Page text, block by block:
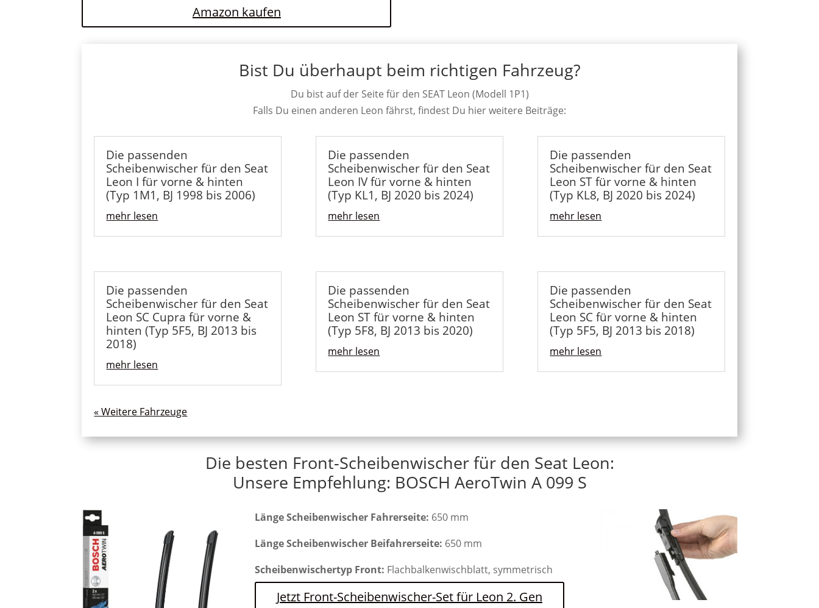
Amazon kaufen
Bist Du überhaupt beim richtigen Fahrzeug?
Du bist auf der Seite für den SEAT Leon (Modell 1P1)
Falls Du einen anderen Leon fährst, findest Du hier weitere Beiträge:
Die passenden
Scheibenwischer für den Seat
Leon I für vorne & hinten
(Typ 1M1, BJ 1998 bis 2006)
mehr lesen
Die passenden
Scheibenwischer für den Seat
Leon SC Cupra für vorne &
hinten (Typ 5F5, BJ 2013 bis
2018)
mehr lesen
Die passenden
Scheibenwischer für den Seat
Leon IV für vorne & hinten
(Typ KL1, BJ 2020 bis 2024)
mehr lesen
Die passenden
Scheibenwischer für den Seat
Leon ST für vorne & hinten
(Typ 5F8, BJ 2013 bis 2020)
mehr lesen
Die passenden
Scheibenwischer für den Seat
Leon ST für vorne & hinten
(Typ KL8, BJ 2020 bis 2024)
mehr lesen
Die passenden
Scheibenwischer für den Seat
Leon SC für vorne & hinten
(Typ 5F5, BJ 2013 bis 2018)
mehr lesen
Die besten Front-Scheibenwischer für den Seat Leon:
Unsere Empfehlung: BOSCH AeroTwin A 099 S
Länge Scheibenwischer Fahrerseite: 650 mm
Länge Scheibenwischer Beifahrerseite: 650 mm
Scheibenwischertyp Front: Flachbalkenwischblatt, symmetrisch
Jetzt Front-Scheibenwischer-Set für Leon 2. Gen